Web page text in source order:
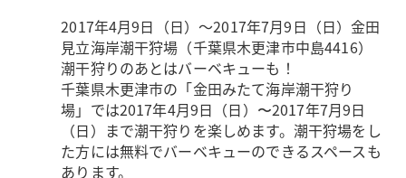
2017年4月9日（日）～2017年7月9日（日） 金田
見立海岸潮干狩場（千葉県木更津市中島4416）
潮干狩りのあとはバーベキューも！
千葉県木更津市の「金田みたて海岸潮干狩り
場」では2017年4月9日（日）〜2017年7月9日
（日）まで潮干狩りを楽しめます。潮干狩場をし
た方には無料でバーベキューのできるスペースも
あります。